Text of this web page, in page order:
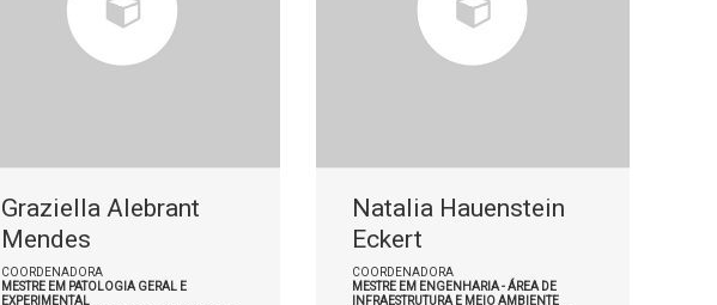
Graziella Alebrant
Mendes
COORDENADORA
MESTRE EM PATOLOGIA GERAL E
EXPERIMENTAL
Natalia Hauenstein
Eckert
COORDENADORA
MESTRE EM ENGENHARIA - ÁREA DE
INFRAESTRUTURA E MEIO AMBIENTE